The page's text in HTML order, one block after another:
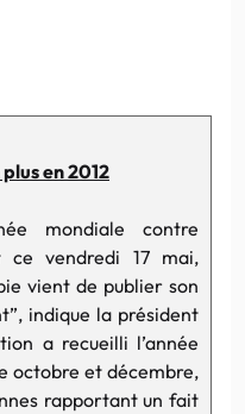
en 2012
mondiale contre
vendredi 17 mai,
vient de publier son
indique la président
a recueilli l’année
octobre et décembre,
rapportant un fait